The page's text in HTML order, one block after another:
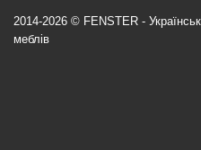
2014-2026 © FENSTER -
меблів